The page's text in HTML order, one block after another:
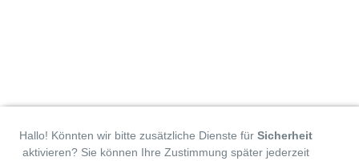
Hallo! Könnten wir bitte zusätzliche Dienste für Sicherheit
aktivieren? Sie können Ihre Zustimmung später jederzeit